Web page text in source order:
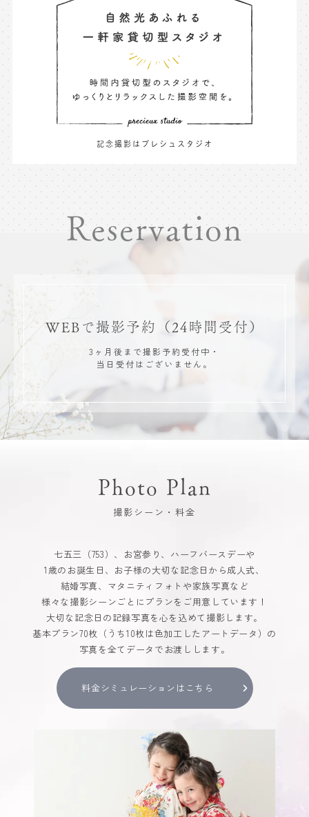
記念撮影はプレシュスタジオ
Reservation
WEBで撮影予約 （24時間受付）
3ヶ月後まで撮影予約受付中・
当日受付はございません。
Photo Plan
撮影シーン・料金
七五三（753）、お宮参り、ハーフバースデーや
1歳のお誕生日、お子様の大切な記念日から成人式、
結婚写真、マタニティフォトや家族写真など
様々な撮影シーンごとにプランをご用意しています！
大切な記念日の記録写真を心を込めて撮影します。
基本プラン70枚（うち10枚は色加工したアートデータ）の
写真を全てデータでお渡しします。
料金シミュレーションはこちら